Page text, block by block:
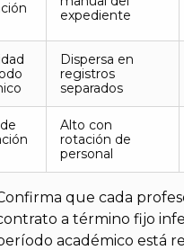
expediente
Dispersa en
registros
separados
Alto con
rotación de
personal
que cada
a término fijo
académico está